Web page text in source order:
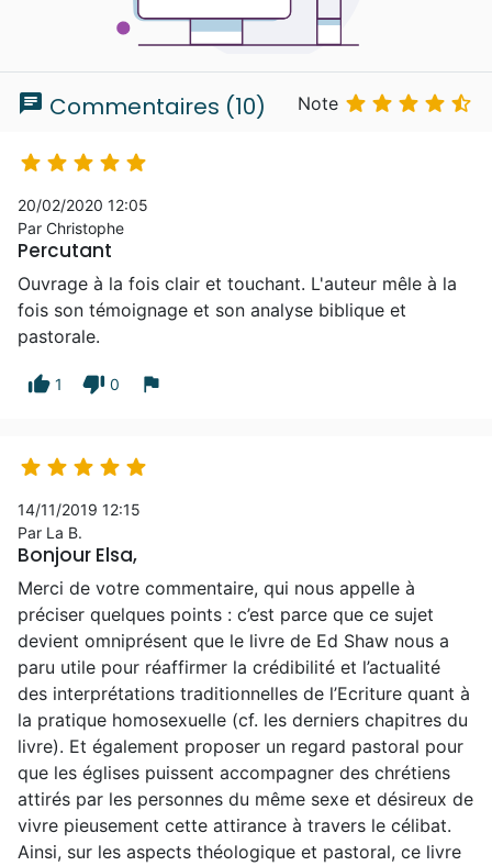
chat Commentaires (10) Note     
    
20/02/2020 12:05
Par Christophe
Percutant
Ouvrage à la fois clair et touchant. L'auteur mêle à la
fois son témoignage et son analyse biblique et
pastorale.
thumb_up 1 thumb_down 0 flag
    
14/11/2019 12:15
Par La B.
Bonjour Elsa,
Merci de votre commentaire, qui nous appelle à
préciser quelques points : c’est parce que ce sujet
devient omniprésent que le livre de Ed Shaw nous a
paru utile pour réaffirmer la crédibilité et l’actualité
des interprétations traditionnelles de l’Ecriture quant à
la pratique homosexuelle (cf. les derniers chapitres du
livre). Et également proposer un regard pastoral pour
que les églises puissent accompagner des chrétiens
attirés par les personnes du même sexe et désireux de
vivre pieusement cette attirance à travers le célibat.
Ainsi, sur les aspects théologique et pastoral, ce livre